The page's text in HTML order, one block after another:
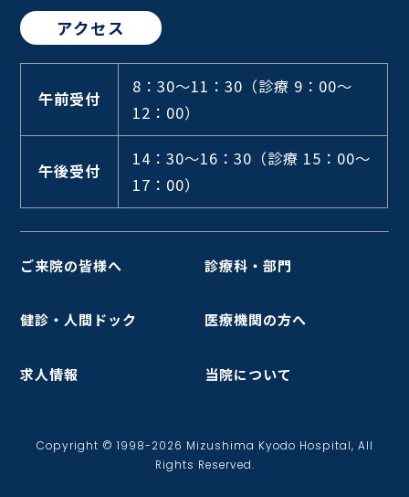
アクセス
午前受付
8：30～11：30 （診療 9：00～
12：00）
午後受付
14：30～16：30 （診療 15：00～
17：00）
ご来院の皆様へ 診療科・部門
健診・人間ドック 医療機関の方へ
求人情報 当院について
Copyright © 1998-2026 Mizushima Kyodo Hospital, All
Rights Reserved.